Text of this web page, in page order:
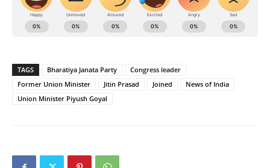
TAGS Bharatiya Janata Party
Congress leader
Former Union Minister
Jitin Prasad Joined
News of India
Union Minister Piyush Goyal